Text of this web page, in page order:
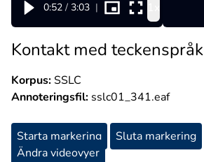
0:52 / 3:03 |
Kontakt med teckenspråk
Korpus:SSLC
Annoteringsfil: sslc01_341.eaf
Starta markering Sluta markering
Ändra videovyer